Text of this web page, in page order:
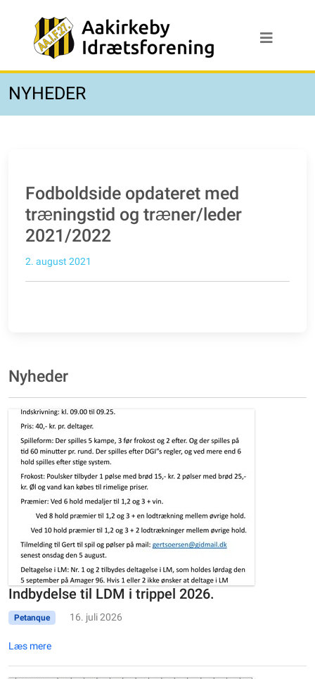
NYHEDER
Fodboldside opdateret med
træningstid og træner/leder
2021/2022
2. august 2021
Nyheder
Indbydelse til LDM i trippel 2026.
Petanque 16. juli 2026
Læs mere